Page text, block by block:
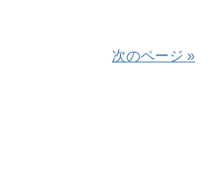
次のページ »